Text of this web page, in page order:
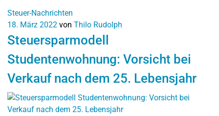
Steuer-Nachrichten
18. März 2022 von Thilo Rudolph
Steuersparmodell
Studentenwohnung: Vorsicht bei
Verkauf nach dem 25. Lebensjahr